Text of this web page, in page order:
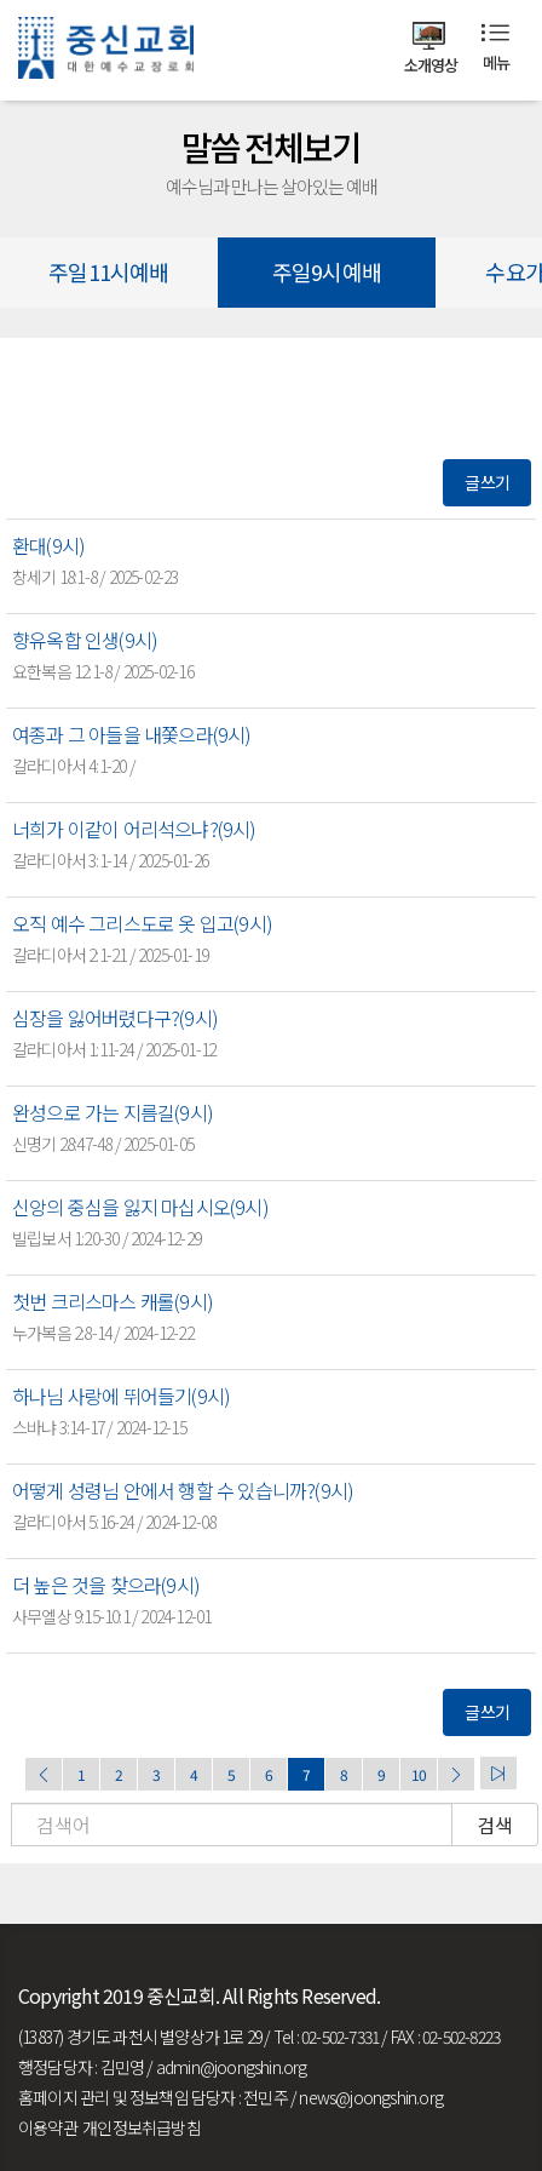
메뉴
소개영상
말씀 전체보기
예수님과 만나는 살아있는 예배
주일11시예배 주일9시예배 수요
글쓰기
환대(9시)
창세기 18:1-8 / 2025-02-23
향유옥합 인생(9시)
요한복음 12:1-8 / 2025-02-16
여종과 그 아들을 내쫓으라(9시)
갈라디아서 4:1-20 /
너희가 이같이 어리석으냐?(9시)
갈라디아서 3:1-14 / 2025-01-26
오직 예수 그리스도로 옷 입고(9시)
갈라디아서 2:1-21 / 2025-01-19
심장을 잃어버렸다구?(9시)
갈라디아서 1:11-24 / 2025-01-12
완성으로 가는 지름길(9시)
신명기 28:47-48 / 2025-01-05
신앙의 중심을 잃지 마십시오(9시)
빌립보서 1:20-30 / 2024-12-29
첫번 크리스마스 캐롤(9시)
누가복음 2:8-14 / 2024-12-22
하나님 사랑에 뛰어들기(9시)
스바냐 3:14-17 / 2024-12-15
어떻게 성령님 안에서 행할 수 있습니까?(9시)
갈라디아서 5:16-24 / 2024-12-08
더 높은 것을 찾으라(9시)
사무엘상 9:15-10:1 / 2024-12-01
글쓰기
1 2 3 4 5 6 7 8 9 10
검색
Copyright 2019 중신교회. All Rights Reserved.
(13837) 경기도 과천시 별양상가 1로 29 / Tel : 02-502-7331 / FAX : 02-502-8223
행정담당자 : 김민영 /admin@joongshin.org
홈페이지 관리 및 정보책임 담당자 : 전민주 /news@joongshin.org
이용약관 개인정보취급방침